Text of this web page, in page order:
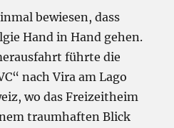
bewiesen, dass
Hand in Hand gehen.
führte die
nach Vira am Lago
wo das Freizeitheim
traumhaften Blick